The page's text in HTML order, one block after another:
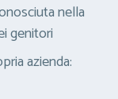
nella
genitori
azienda: